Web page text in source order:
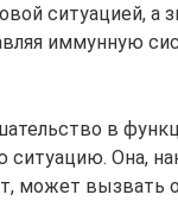
ситуацией, а
иммунную
в
Она,
может вызвать